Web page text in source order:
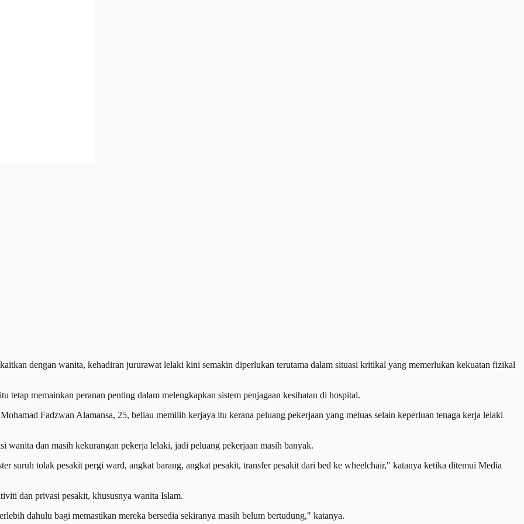
dengan wanita, kehadiran jururawat lelaki kini semakin diperlukan terutama dalam situasi kritikal yang memerlukan kekuatan fizikal
tetap memainkan peranan penting dalam melengkapkan sistem penjagaan kesihatan di hospital.
Fadzwan Alamansa, 25, beliau memilih kerjaya itu kerana peluang pekerjaan yang meluas selain keperluan tenaga kerja lelaki
dan masih kekurangan pekerja lelaki, jadi peluang pekerjaan masih banyak.
suruh tolak pesakit pergi ward, angkat barang, angkat pesakit, transfer pesakit dari bed ke wheelchair," katanya ketika ditemui Media
dan privasi pesakit, khususnya wanita Islam.
dahulu bagi memastikan mereka bersedia sekiranya masih belum bertudung," katanya.